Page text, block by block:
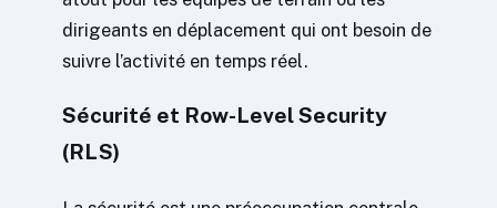
dirigeants en déplacement qui ont besoin de
suivre l’activité en temps réel.
Sécurité et Row-Level Security
(RLS)